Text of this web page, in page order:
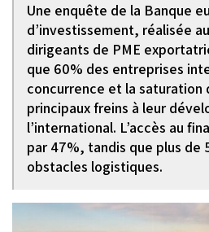
Une enquête de la Banque
d’investissement, réalisée
dirigeants de PME
que 60% des entreprises
concurrence et la saturation
principaux freins à leur
l’international. L’accès au
par 47%, tandis que plus de
obstacles logistiques.